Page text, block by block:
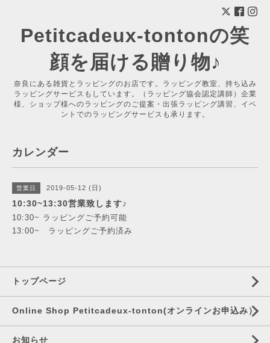
Petitcadeux-tontonの笑
顔を届ける贈り物♪
奈良にある雑貨とラッピングのお店です。ラッピング教室、持ち込み
ラッピングサービスもしています。（ラッピング協会認定講師）企業
様、ショップ様へのラッピングのご提案・出張ラッピング講習、イベ
ントでのラッピングサービスも承ります。
カレンダー
営業日 2019-05-12 (日)
10:30~13:30営業致します♪
10:30~ ラッピングご予約可能
13:00~ ラッピングご予約済み
トップページ
Online Shop Petitcadeux-tonton(オンラインお申込み）
お知らせ